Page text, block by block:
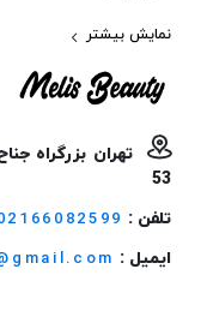
نمایش بیشتر
تهران بزرگراه
53
تلفن :
ایمیل :